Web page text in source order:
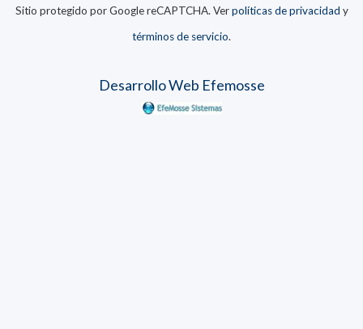
Sitio protegido por Google reCAPTCHA. Verpolíticas de privacidad y
términos de servicio.
Desarrollo Web Efemosse